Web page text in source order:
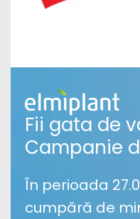
Fii gata de
Campanie
În perioada
cumpără de